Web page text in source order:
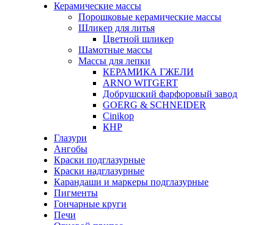
Керамические массы
Порошковые керамические массы
Шликер для литья
Цветной шликер
Шамотные массы
Массы для лепки
КЕРАМИКА ГЖЕЛИ
ARNO WITGERT
Добрушский фарфоровый завод
GOERG & SCHNEIDER
Cinikop
КНР
Глазури
Ангобы
Краски подглазурные
Краски надглазурные
Карандаши и маркеры подглазурные
Пигменты
Гончарные круги
Печи